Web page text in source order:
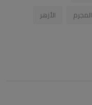
المجرم
الأزهر